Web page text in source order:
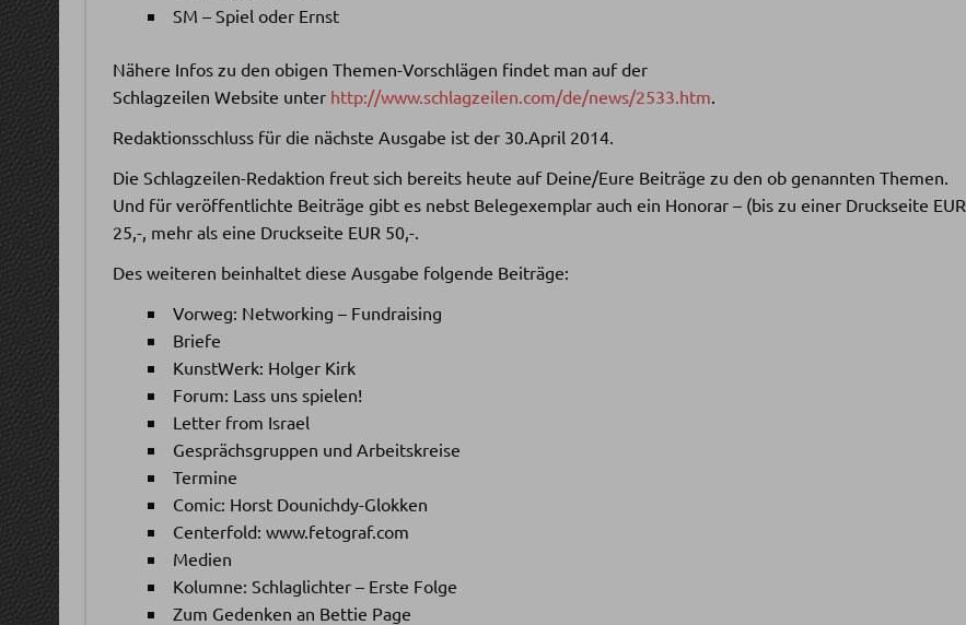
SM – Spiel oder Ernst
Nähere Infos zu den obigen Themen-Vorschlägen findet man auf der
Schlagzeilen Website unter http://www.schlagzeilen.com/de/news/2533.htm
Redaktionsschluss für die nächste Ausgabe ist der 30.April 2014.
Die Schlagzeilen-Redaktion freut sich bereits heute auf Deine/Eure Beiträge zu den ob genannten Themen.
Und für veröffentlichte Beiträge gibt es nebst Belegexemplar auch ein Honorar – (bis zu einer Druckseite EUR
25,-, mehr als eine Druckseite EUR 50,-.
Des weiteren beinhaltet diese Ausgabe folgende Beiträge:
Vorweg: Networking – Fundraising
Briefe
KunstWerk: Holger Kirk
Forum: Lass uns spielen!
Letter from Israel
Gesprächsgruppen und Arbeitskreise
Termine
Comic: Horst Dounichdy-Glokken
Centerfold: www.fetograf.com
Medien
Kolumne: Schlaglichter – Erste Folge
Zum Gedenken an Bettie Page